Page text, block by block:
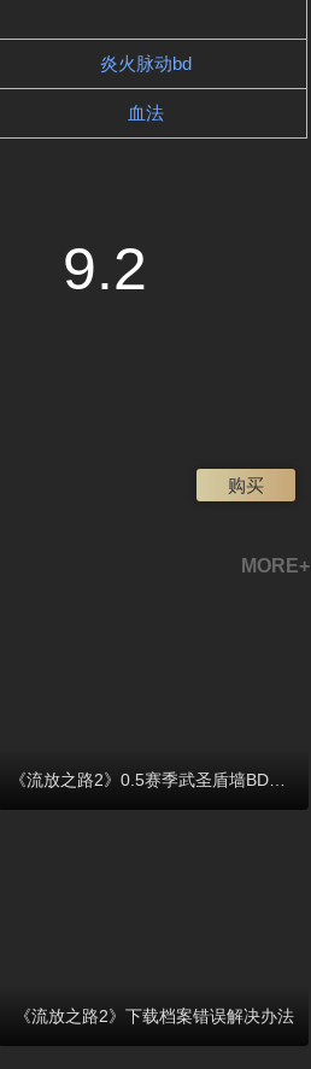
炎火脉动bd
血法
购买
9.2
MORE+
《流放之路2》0.5赛季武圣盾墙BD玩法思路
《流放之路2》下载档案错误解决办法